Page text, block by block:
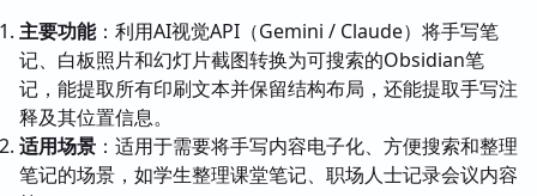
主要功能：利用AI视觉API（Gemini / Claude）将手写笔
记、白板照片和幻灯片截图转换为可搜索的Obsidian笔
记，能提取所有印刷文本并保留结构布局，还能提取手写注
释及其位置信息。
适用场景 ：适用于需要将手写内容电子化、方便搜索和整理
笔记的场景，如学生整理课堂笔记、职场人士记录会议内容